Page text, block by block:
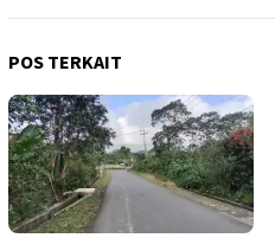
POS TERKAIT